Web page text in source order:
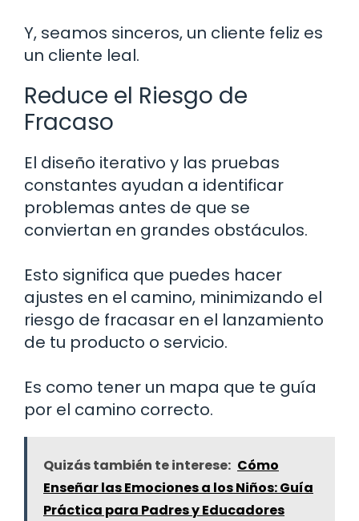
Y, seamos sinceros, un cliente feliz es
un cliente leal.
Reduce el Riesgo de
Fracaso
El diseño iterativo y las pruebas
constantes ayudan a identificar
problemas antes de que se
conviertan en grandes obstáculos.
Esto significa que puedes hacer
ajustes en el camino, minimizando el
riesgo de fracasar en el lanzamiento
de tu producto o servicio.
Es como tener un mapa que te guía
por el camino correcto.
Quizás también te interese: Cómo
Enseñar las Emociones a los Niños: Guía
Práctica para Padres y Educadores